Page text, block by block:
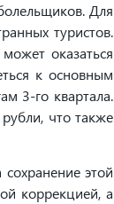
Для
туристов.
оказаться
к основным
3-го квартала.
что также
этой
коррекцией, а